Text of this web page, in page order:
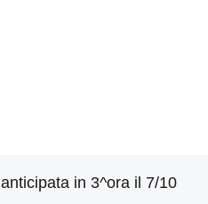
anticipata in 3^ora il 7/10